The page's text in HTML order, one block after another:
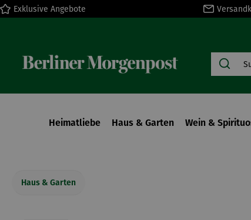
Zur Hauptnavigation springen
Exklusive Angebote
Heimatliebe Haus & Garten Wein &
Haus & Garten